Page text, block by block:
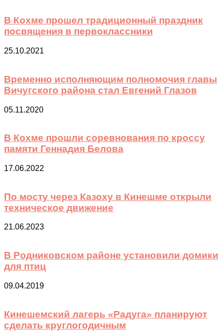
В Кохме прошел традиционный праздник
посвящения в первоклассники
25.10.2021
Временно исполняющим полномочия главы
Вичугского района стал Евгений Глазов
05.11.2020
В Кохме прошли соревнования по кроссу
памяти Геннадия Белова
17.06.2022
По мосту через Казоху в Кинешме открыли
техническое движение
21.06.2023
В Родниковском районе установили домики
для птиц
09.04.2019
Кинешемский лагерь «Радуга» планируют
сделать круглогодичным